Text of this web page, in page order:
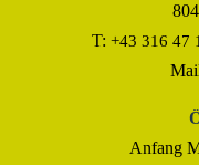
T: +43 316 47
Anfang